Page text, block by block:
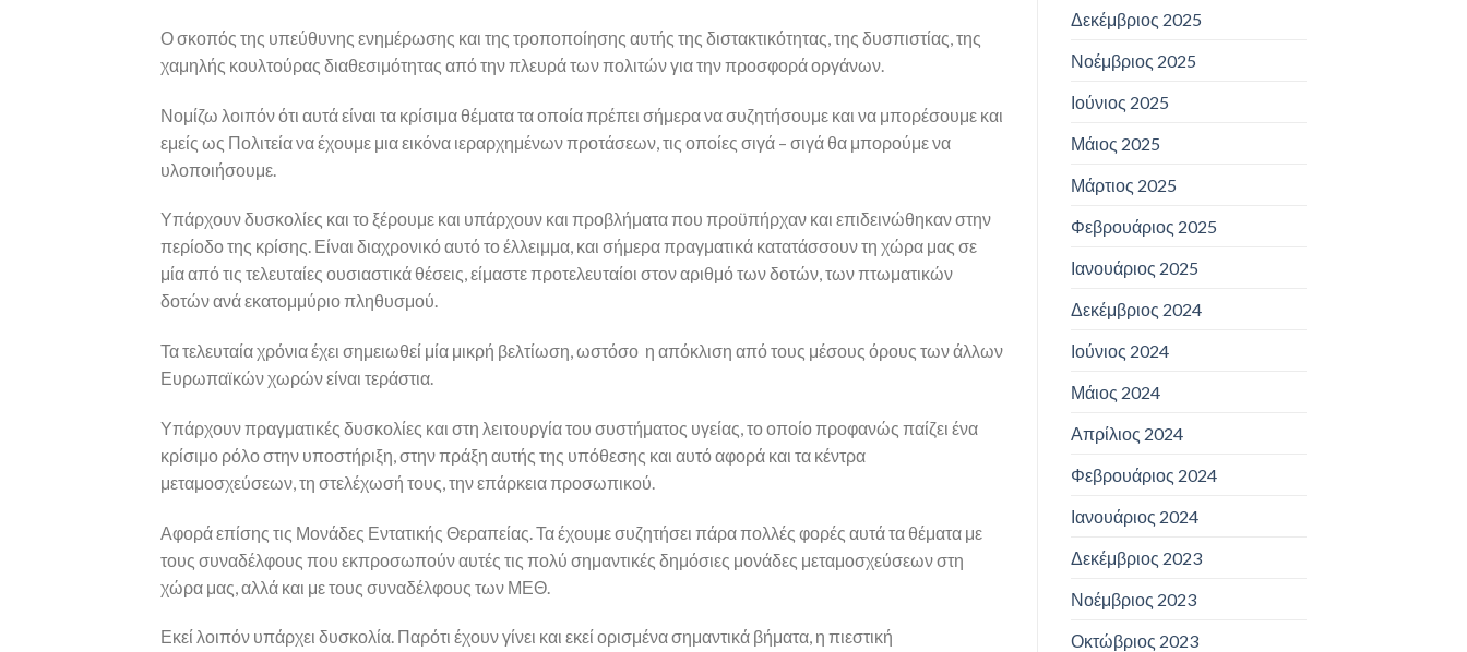
Ο σκοπός της υπεύθυνης ενημέρωσης και της τροποποίησης αυτής της διστακτικότητας, της δυσπιστίας, της
χαμηλής κουλτούρας διαθεσιμότητας από την πλευρά των πολιτών για την προσφορά οργάνων.
Νομίζω λοιπόν ότι αυτά είναι τα κρίσιμα θέματα τα οποία πρέπει σήμερα να συζητήσουμε και να μπορέσουμε και
εμείς ως Πολιτεία να έχουμε μια εικόνα ιεραρχημένων προτάσεων, τις οποίες σιγά – σιγά θα μπορούμε να
υλοποιήσουμε.
Υπάρχουν δυσκολίες και το ξέρουμε και υπάρχουν και προβλήματα που προϋπήρχαν και επιδεινώθηκαν στην
περίοδο της κρίσης. Είναι διαχρονικό αυτό το έλλειμμα, και σήμερα πραγματικά κατατάσσουν τη χώρα μας σε
μία από τις τελευταίες ουσιαστικά θέσεις, είμαστε προτελευταίοι στον αριθμό των δοτών, των πτωματικών
δοτών ανά εκατομμύριο πληθυσμού.
Τα τελευταία χρόνια έχει σημειωθεί μία μικρή βελτίωση, ωστόσο η απόκλιση από τους μέσους όρους των άλλων
Ευρωπαϊκών χωρών είναι τεράστια.
Υπάρχουν πραγματικές δυσκολίες και στη λειτουργία του συστήματος υγείας, το οποίο προφανώς παίζει ένα
κρίσιμο ρόλο στην υποστήριξη, στην πράξη αυτής της υπόθεσης και αυτό αφορά και τα κέντρα
μεταμοσχεύσεων, τη στελέχωσή τους, την επάρκεια προσωπικού.
Αφορά επίσης τις Μονάδες Εντατικής Θεραπείας. Τα έχουμε συζητήσει πάρα πολλές φορές αυτά τα θέματα με
τους συναδέλφους που εκπροσωπούν αυτές τις πολύ σημαντικές δημόσιες μονάδες μεταμοσχεύσεων στη
χώρα μας, αλλά και με τους συναδέλφους των ΜΕΘ.
Εκεί λοιπόν υπάρχει δυσκολία. Παρότι έχουν γίνει και εκεί ορισμένα σημαντικά βήματα, η πιεστική
Δεκέμβριος 2025
Νοέμβριος 2025
Ιούνιος 2025
Μάιος 2025
Μάρτιος 2025
Φεβρουάριος 2025
Ιανουάριος 2025
Δεκέμβριος 2024
Ιούνιος 2024
Μάιος 2024
Απρίλιος 2024
Φεβρουάριος 2024
Ιανουάριος 2024
Δεκέμβριος 2023
Νοέμβριος 2023
Οκτώβριος 2023